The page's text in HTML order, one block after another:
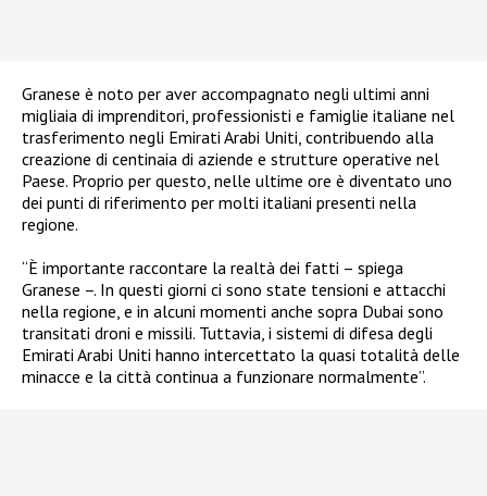
Granese è noto per aver accompagnato negli ultimi anni
migliaia di imprenditori, professionisti e famiglie italiane nel
trasferimento negli Emirati Arabi Uniti, contribuendo alla
creazione di centinaia di aziende e strutture operative nel
Paese. Proprio per questo, nelle ultime ore è diventato uno
dei punti di riferimento per molti italiani presenti nella
regione.
“È importante raccontare la realtà dei fatti – spiega
Granese –. In questi giorni ci sono state tensioni e attacchi
nella regione, e in alcuni momenti anche sopra Dubai sono
transitati droni e missili. Tuttavia, i sistemi di difesa degli
Emirati Arabi Uniti hanno intercettato la quasi totalità delle
minacce e la città continua a funzionare normalmente”.